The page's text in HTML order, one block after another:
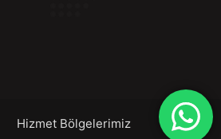
Hizmet Bölgelerimiz